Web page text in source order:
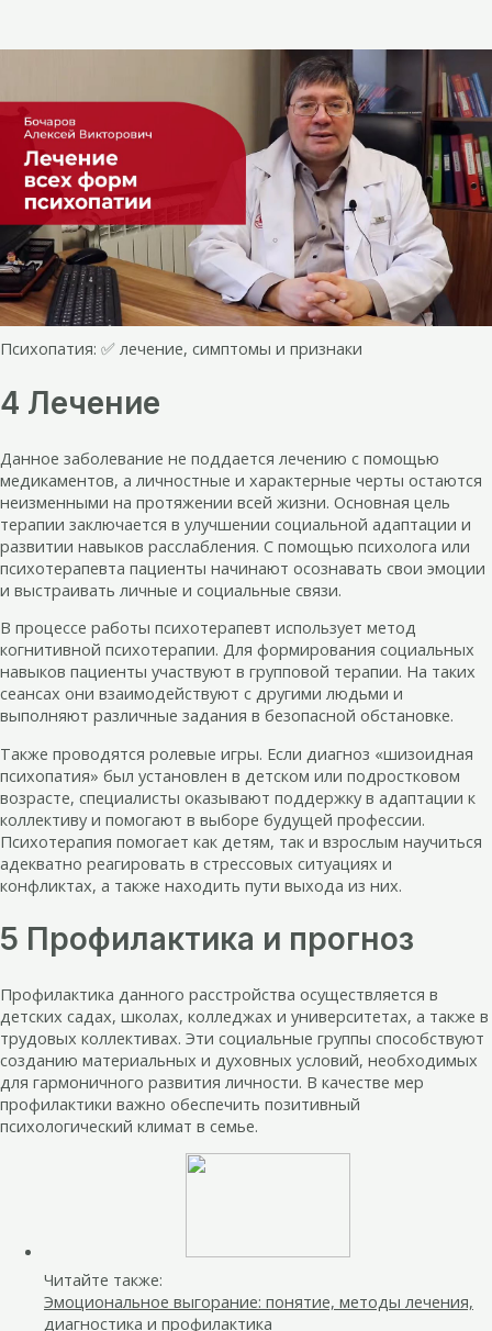
Психопатия: ✅ лечение, симптомы и признаки
4 Лечение
Данное заболевание не поддается лечению с помощью
медикаментов, а личностные и характерные черты остаются
неизменными на протяжении всей жизни. Основная цель
терапии заключается в улучшении социальной адаптации и
развитии навыков расслабления. С помощью психолога или
психотерапевта пациенты начинают осознавать свои эмоции
и выстраивать личные и социальные связи.
В процессе работы психотерапевт использует метод
когнитивной психотерапии. Для формирования социальных
навыков пациенты участвуют в групповой терапии. На таких
сеансах они взаимодействуют с другими людьми и
выполняют различные задания в безопасной обстановке.
Также проводятся ролевые игры. Если диагноз «шизоидная
психопатия» был установлен в детском или подростковом
возрасте, специалисты оказывают поддержку в адаптации к
коллективу и помогают в выборе будущей профессии.
Психотерапия помогает как детям, так и взрослым научиться
адекватно реагировать в стрессовых ситуациях и
конфликтах, а также находить пути выхода из них.
5 Профилактика и прогноз
Профилактика данного расстройства осуществляется в
детских садах, школах, колледжах и университетах, а также в
трудовых коллективах. Эти социальные группы способствуют
созданию материальных и духовных условий, необходимых
для гармоничного развития личности. В качестве мер
профилактики важно обеспечить позитивный
психологический климат в семье.
Читайте также:
Эмоциональное выгорание: понятие, методы лечения,
диагностика и профилактика